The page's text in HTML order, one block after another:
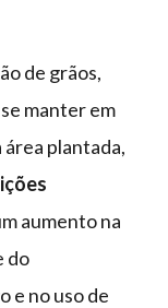
de grãos,
manter em
plantada,
aumento na
do
e no uso de